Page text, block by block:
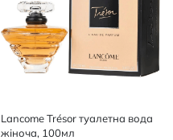
Lancome Trésor туалетна вода
жіноча, 100мл